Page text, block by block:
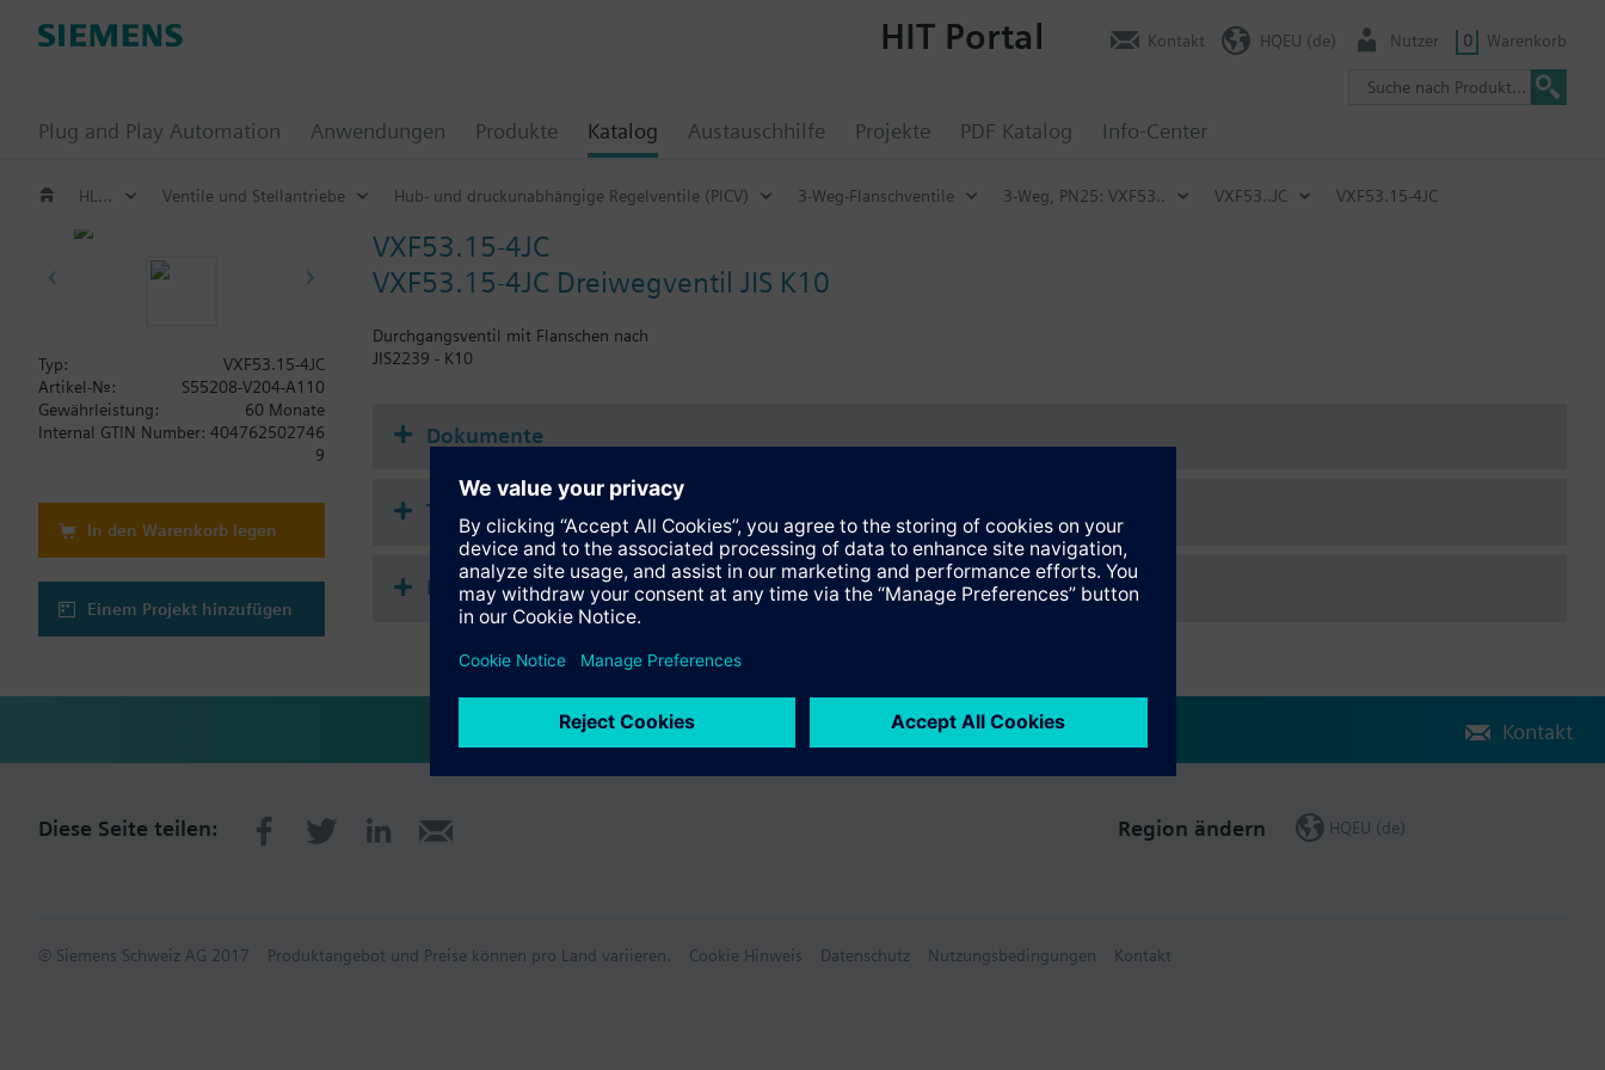
Plug and Play Automation Anwendungen Produkte Katalog Austauschhilfe Projekte PDF Katalog Info-Center
HIT Portal Kontakt HQEU (de) Nutzer 0 Warenkorb
HLK Produkte Ventile und Stellantriebe Hub- und druckunabhängige Regelventile (PICV) 3-Weg-Flanschventile 3-Weg, PN25: VXF53.. VXF53..JC VXF53.15-4JC
VXF53.15-4JC
VXF53.15-4JC Dreiwegventil JIS K10
Durchgangsventil mit Flanschen nach
JIS2239 - K10
Typ:
VXF53.15-4JC
Artikel-Nr.:
S55208-V204-A110
Gewährleistung:
60 Monate
Internal GTIN Number: 404762502746
9
In den Warenkorb legen
Einem Projekt hinzufügen
Dokumente
Technische Daten
Kompatible Produkte
Kontakt
Diese Seite teilen: Region ändern HQEU (de)
© Siemens Schweiz AG 2017 Produktangebot und Preise können pro Land variieren. Cookie Hinweis Datenschutz Nutzungsbedingungen Kontakt